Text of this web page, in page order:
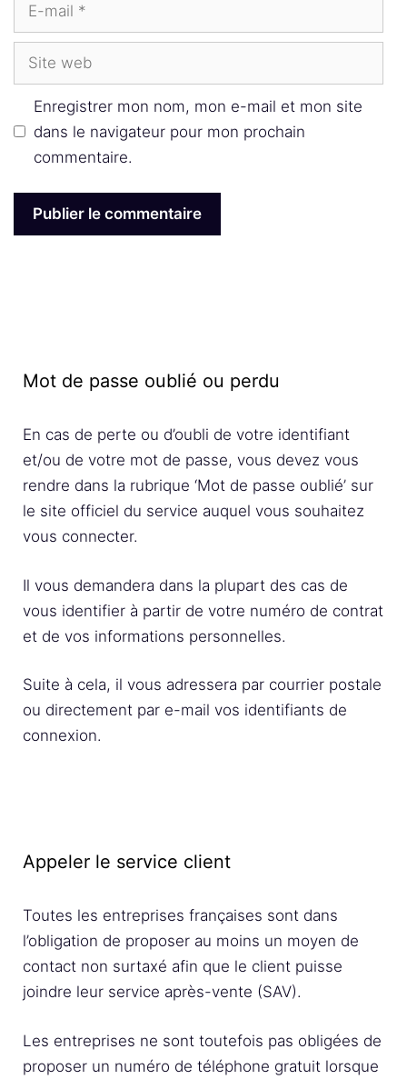
Site
Enregistrer mon nom, mon e-mail et mon site
dans le navigateur pour mon prochain
commentaire.
Mot de passe oublié ou perdu
En cas de perte ou d’oubli de votre identifiant
et/ou de votre mot de passe, vous devez vous
rendre dans la rubrique ‘Mot de passe oublié’ sur
le site officiel du service auquel vous souhaitez
vous connecter.
Il vous demandera dans la plupart des cas de
vous identifier à partir de votre numéro de contrat
et de vos informations personnelles.
Suite à cela, il vous adressera par courrier postale
ou directement par e-mail vos identifiants de
connexion.
Appeler le service client
Toutes les entreprises françaises sont dans
l’obligation de proposer au moins un moyen de
contact non surtaxé afin que le client puisse
joindre leur service après-vente (SAV).
Les entreprises ne sont toutefois pas obligées de
proposer un numéro de téléphone gratuit lorsque